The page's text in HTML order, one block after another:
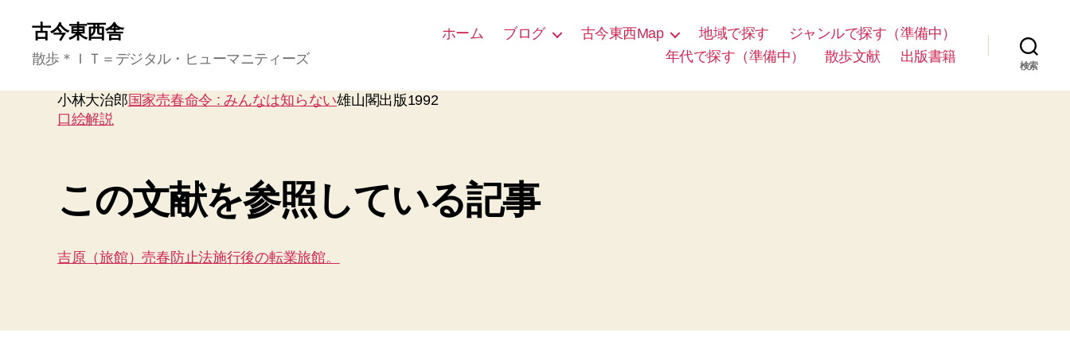
古今東西舎
散歩＊ＩＴ＝デジタル・ヒューマニティーズ
ホーム ブログ 古今東西Map 地域で探す
ジャンルで探す（準備中）
年代で探す（準備中）
散歩文献 出版書籍
検索
小林大治郎 国家売春命令 : みんなは知らない雄山閣出版1992
口絵解説
この文献を参照している記事
吉原（旅館）売春防止法施行後の転業旅館。